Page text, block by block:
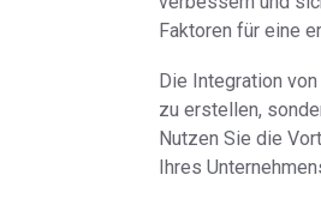
Faktoren für eine
Die Integration
zu erstellen,
Nutzen Sie die
Ihres